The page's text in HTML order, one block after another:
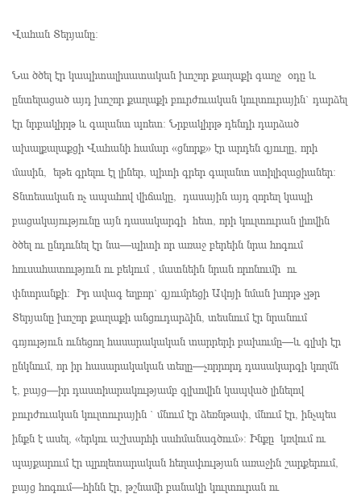
Վահան Տերյանը։
Նա ծծել էր կապիտալիսատական խոշոր քաղաքի գաղջ օդը և
ընտելացած այդ խոշոր քաղաքի բուրժուական կուլտուրային` դարձել
էր նրբակիրթ և գալանտ պոետ։ Նրբակիրթ դենդի դարձած
ախալքալաքցի Վահանի համար «ցնորք» էր արդեն գյուղը, որի
մասին, եթե գրելու էլ լիներ, պիտի գրեր գալանտ ստիլիզացիաներ։
Տնտեսական ոչ ապահով վիճակը, դասային այդ զորեղ կապի
բացակայությունը այն դասակարգի հետ, որի կուլտուրան լիովին
ծծել ու ընդունել էր նա—պիտի որ առաջ բերեին նրա հոգում
հուսահատություն ու բեկում , մատնեին նրան որոնումի ու
փնտրանքի։ Իր ավագ եղբոր` գյումրեցի Ավոյի նման խորթ չթր
Տերյանը խոշոր քաղաքի անցուդարձին, տեսնում էր նրանում
գոյություն ունեցող հասարակական տարրերի բախումը—և գլխի էր
ընկնում, որ իր հասարակական տեղը—չորրորդ դասակարգի կողմն
է, բայց—իր դաստիարակությամբ գլխովին կապված լինելով
բուրժուական կուլտուրային ` մնում էր ձեռնթափ, մնում էր, ինչպես
ինքն է ասել, «երկու աշխարհի սահմանագծում»։ Ինքը կռվում ու
պայքարում էր պրոլետարական հեղափության առաջին շարքերում,
բայց հոգում—հինն էր, թշնամի բանակի կուլտուրան ու